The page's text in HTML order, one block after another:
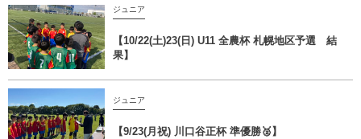
ジュニア
【10/22(土)23(日) U11 全農杯 札幌地区予選 結
果】
ジュニア
【9/23(月祝) 川口谷正杯 準優勝🥈】